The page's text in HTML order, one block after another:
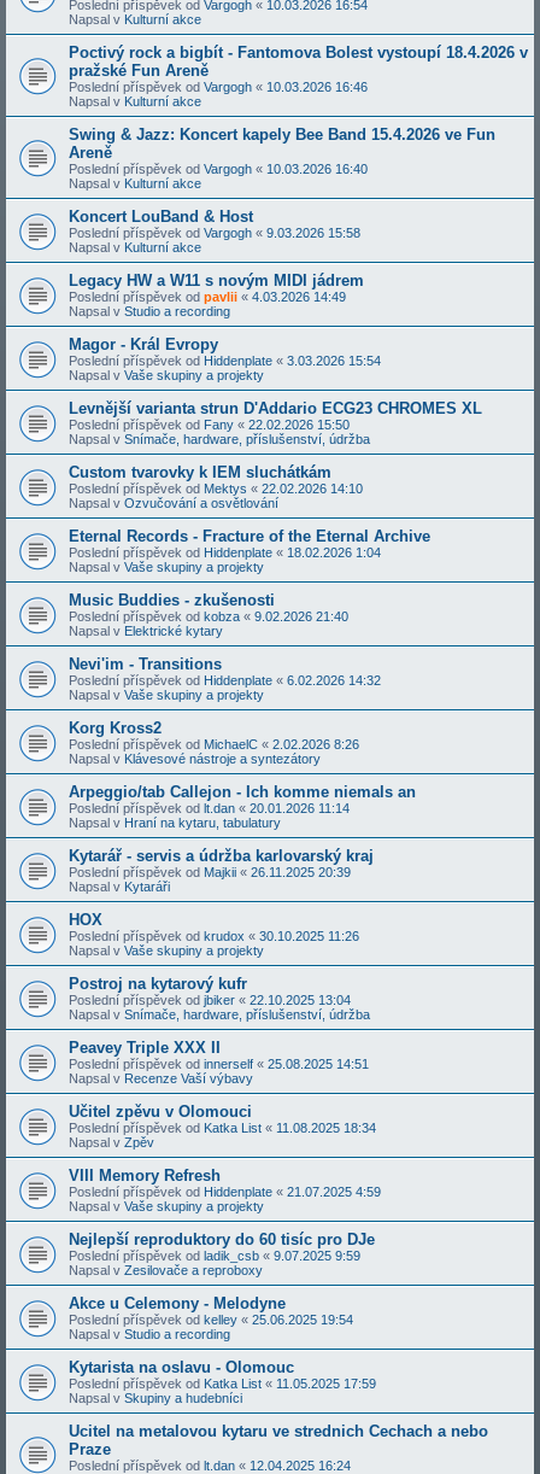
Poslední příspěvek od Vargogh « 10.03.2026 16:54
Napsal v Kulturní akce
Poctivý rock a bigbít - Fantomova Bolest vystoupí 18.4.2026 v
pražské Fun Areně
Poslední příspěvek od Vargogh « 10.03.2026 16:46
Napsal v Kulturní akce
Swing & Jazz: Koncert kapely Bee Band 15.4.2026 ve Fun
Areně
Poslední příspěvek od Vargogh « 10.03.2026 16:40
Napsal v Kulturní akce
Koncert LouBand & Host
Poslední příspěvek od Vargogh « 9.03.2026 15:58
Napsal v Kulturní akce
Legacy HW a W11 s novým MIDI jádrem
Poslední příspěvek od pavlii « 4.03.2026 14:49
Napsal v Studio a recording
Magor - Král Evropy
Poslední příspěvek od Hiddenplate « 3.03.2026 15:54
Napsal v Vaše skupiny a projekty
Levnější varianta strun D'Addario ECG23 CHROMES XL
Poslední příspěvek od Fany « 22.02.2026 15:50
Napsal v Snímače, hardware, příslušenství, údržba
Custom tvarovky k IEM sluchátkám
Poslední příspěvek od Mektys « 22.02.2026 14:10
Napsal v Ozvučování a osvětlování
Eternal Records - Fracture of the Eternal Archive
Poslední příspěvek od Hiddenplate « 18.02.2026 1:04
Napsal v Vaše skupiny a projekty
Music Buddies - zkušenosti
Poslední příspěvek od kobza « 9.02.2026 21:40
Napsal v Elektrické kytary
Nevi'im - Transitions
Poslední příspěvek od Hiddenplate « 6.02.2026 14:32
Napsal v Vaše skupiny a projekty
Korg Kross2
Poslední příspěvek od MichaelC « 2.02.2026 8:26
Napsal v Klávesové nástroje a syntezátory
Arpeggio/tab Callejon - Ich komme niemals an
Poslední příspěvek od lt.dan « 20.01.2026 11:14
Napsal v Hraní na kytaru, tabulatury
Kytarář - servis a údržba karlovarský kraj
Poslední příspěvek od Majkii « 26.11.2025 20:39
Napsal v Kytaráři
HOX
Poslední příspěvek od krudox « 30.10.2025 11:26
Napsal v Vaše skupiny a projekty
Postroj na kytarový kufr
Poslední příspěvek od jbiker « 22.10.2025 13:04
Napsal v Snímače, hardware, příslušenství, údržba
Peavey Triple XXX II
Poslední příspěvek od innerself « 25.08.2025 14:51
Napsal v Recenze Vaší výbavy
Učitel zpěvu v Olomouci
Poslední příspěvek od Katka List « 11.08.2025 18:34
Napsal v Zpěv
VIII Memory Refresh
Poslední příspěvek od Hiddenplate « 21.07.2025 4:59
Napsal v Vaše skupiny a projekty
Nejlepší reproduktory do 60 tisíc pro DJe
Poslední příspěvek od ladik_csb « 9.07.2025 9:59
Napsal v Zesilovače a reproboxy
Akce u Celemony - Melodyne
Poslední příspěvek od kelley « 25.06.2025 19:54
Napsal v Studio a recording
Kytarista na oslavu - Olomouc
Poslední příspěvek od Katka List « 11.05.2025 17:59
Napsal v Skupiny a hudebníci
Ucitel na metalovou kytaru ve strednich Cechach a nebo
Praze
Poslední příspěvek od lt.dan « 12.04.2025 16:24